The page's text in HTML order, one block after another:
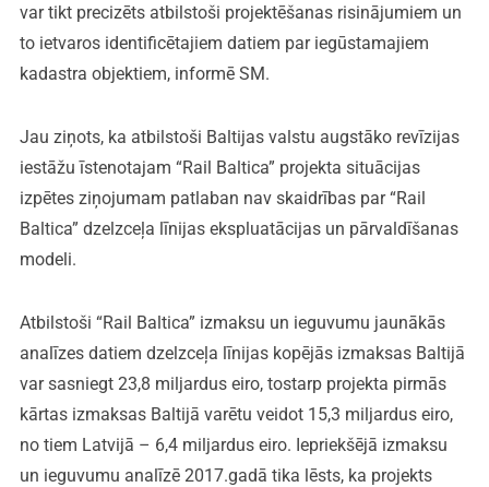
var tikt precizēts atbilstoši projektēšanas risinājumiem un
to ietvaros identificētajiem datiem par iegūstamajiem
kadastra objektiem, informē SM.
Jau ziņots, ka atbilstoši Baltijas valstu augstāko revīzijas
iestāžu īstenotajam “Rail Baltica” projekta situācijas
izpētes ziņojumam patlaban nav skaidrības par “Rail
Baltica” dzelzceļa līnijas ekspluatācijas un pārvaldīšanas
modeli.
Atbilstoši “Rail Baltica” izmaksu un ieguvumu jaunākās
analīzes datiem dzelzceļa līnijas kopējās izmaksas Baltijā
var sasniegt 23,8 miljardus eiro, tostarp projekta pirmās
kārtas izmaksas Baltijā varētu veidot 15,3 miljardus eiro,
no tiem Latvijā – 6,4 miljardus eiro. Iepriekšējā izmaksu
un ieguvumu analīzē 2017.gadā tika lēsts, ka projekts